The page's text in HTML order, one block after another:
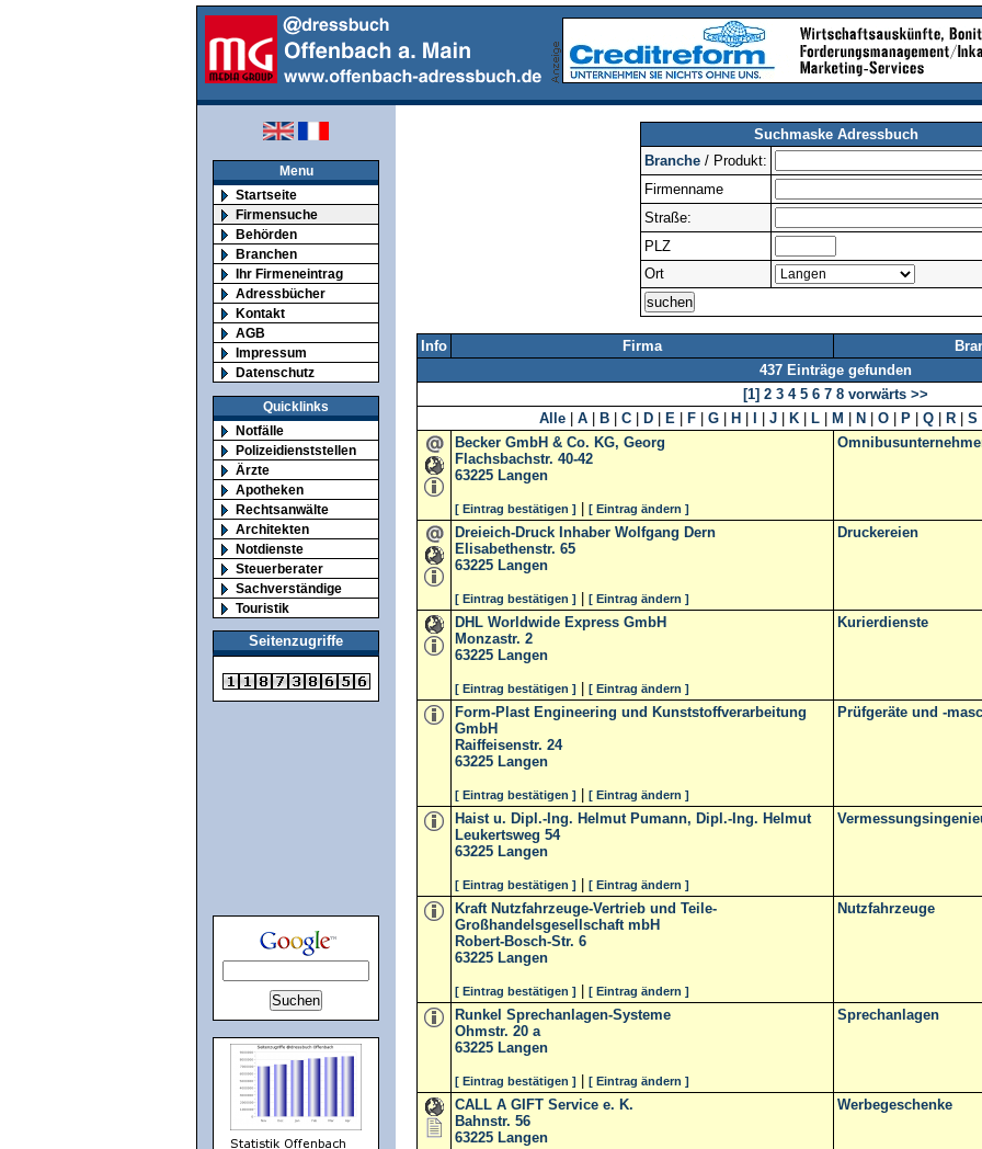
Menu
Startseite
Firmensuche
Behörden
Branchen
Ihr Firmeneintrag
Adressbücher
Kontakt
AGB
Impressum
Datenschutz
Quicklinks
Notfälle
Polizeidienststellen
Ärzte
Apotheken
Rechtsanwälte
Architekten
Notdienste
Steuerberater
Sachverständige
Touristik
Seitenzugriffe
Suchmaske Adressbuch
Branche/ Produkt:
Firmenname
Straße:
PLZ
Ort
Info Firma
437 Einträge gefunden
[1] 2 3 4 5 6 7 8 vorwärts >>
Alle
A B C D E F G H J K L M N O P Q R S
Becker GmbH & Co. KG, Georg
Flachsbachstr. 40-42
63225 Langen
[ Eintrag bestätigen ] [ Eintrag ändern ]
Dreieich-Druck Inhaber Wolfgang Dern
Elisabethenstr. 65
63225 Langen
[ Eintrag bestätigen ] [ Eintrag ändern ]
Druckereien
DHL Worldwide Express GmbH
Monzastr. 2
63225 Langen
[ Eintrag bestätigen ] [ Eintrag ändern ]
Kurierdienste
Form-Plast Engineering und Kunststoffverarbeitung
GmbH
Raiffeisenstr. 24
63225 Langen
[ Eintrag bestätigen ] [ Eintrag ändern ]
Prüfgeräte und -
Haist u. Dipl.-Ing. Helmut Pumann, Dipl.-Ing. Helmut
Leukertsweg 54
63225 Langen
[ Eintrag bestätigen ] [ Eintrag ändern ]
Kraft Nutzfahrzeuge-Vertrieb und Teile-
Großhandelsgesellschaft mbH
Robert-Bosch-Str. 6
63225 Langen
[ Eintrag bestätigen ] [ Eintrag ändern ]
Nutzfahrzeuge
Runkel Sprechanlagen-Systeme
Ohmstr. 20 a
63225 Langen
[ Eintrag bestätigen ] [ Eintrag ändern ]
Sprechanlagen
CALL A GIFT Service e. K.
Bahnstr. 56
63225 Langen
Werbegeschenke